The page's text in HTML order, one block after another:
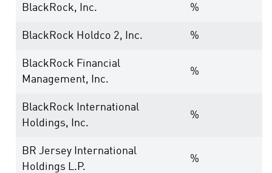
BlackRock, Inc. %
BlackRock Holdco 2, Inc. %
BlackRock Financial
Management, Inc.
%
BlackRock International
Holdings, Inc.
%
BR Jersey International
Holdings L.P.
%